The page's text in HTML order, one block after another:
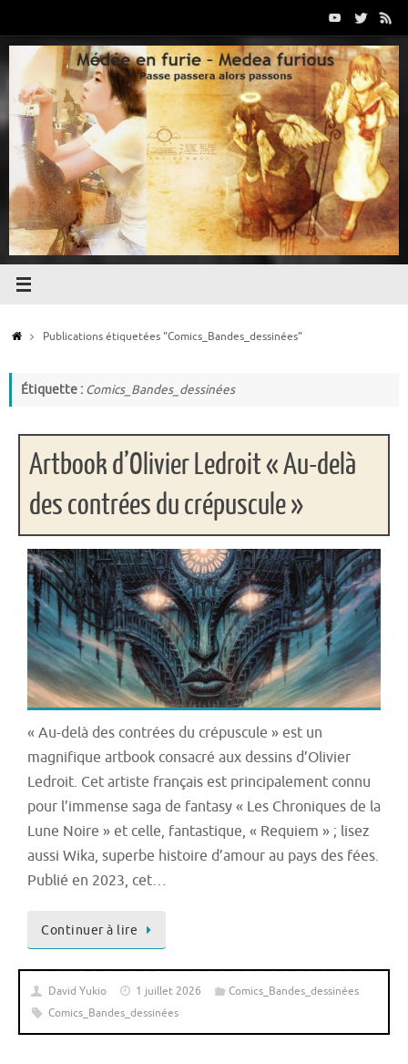
contenu
AccueilPublications étiquetées "Comics_Bandes_dessinées"
Étiquette : Comics_Bandes_dessinées
Artbook d’Olivier Ledroit « Au-delà
des contrées du crépuscule »
« Au-delà des contrées du crépuscule » est un
magnifique artbook consacré aux dessins d’Olivier
Ledroit. Cet artiste français est principalement connu
pour l’immense saga de fantasy « Les Chroniques de la
Lune Noire » et celle, fantastique, « Requiem » ; lisez
aussi Wika, superbe histoire d’amour au pays des fées.
Publié en 2023, cet…
Continuer à lire
David Yukio 1 juillet 2026
Comics_Bandes_dessinées
Comics_Bandes_dessinées